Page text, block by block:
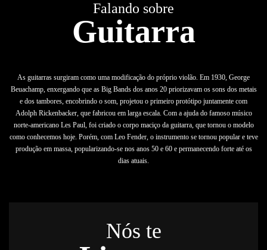
Falando sobre
Guitarra
As guitarras surgiram como uma modificação do próprio violão. Em 1930, George
Beuachamp, enxergando que as Big Bands dos anos 20 priorizavam os sons dos metais
e dos tambores, encobrindo o som, projetou o primeiro protótipo juntamente com
Adolph Rickenbacker, que fabricou em larga escala. Com a ajuda do famoso músico
norte-americano Les Paul, foi criado o corpo maciço da guitarra, que tornou o modelo
como conhecemos hoje. Porém, com Leo Fender, o instrumento se tornou popular e teve
produção em massa, popularizando-se nos anos 50 e 60 e permanecendo forte até os
dias atuais.
Nós te